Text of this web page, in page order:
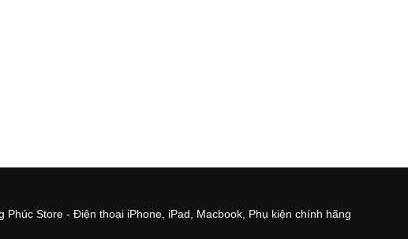
Phúc Store - Điện thoại iPhone, iPad, Macbook, Phụ kiện chính hãng